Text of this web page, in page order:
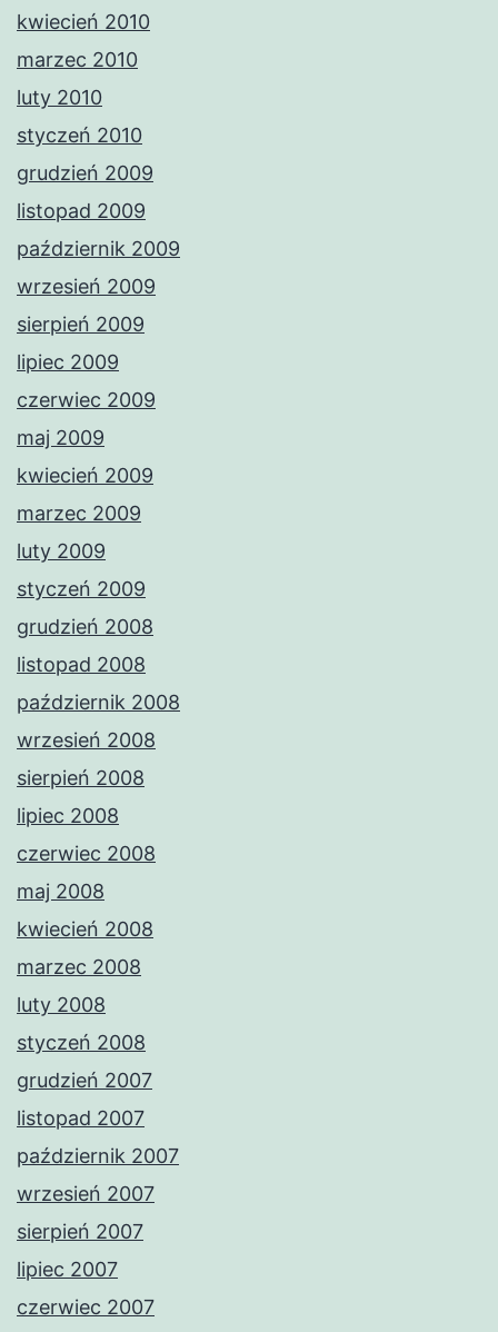
kwiecień 2010
marzec 2010
luty 2010
styczeń 2010
grudzień 2009
listopad 2009
październik 2009
wrzesień 2009
sierpień 2009
lipiec 2009
czerwiec 2009
maj 2009
kwiecień 2009
marzec 2009
luty 2009
styczeń 2009
grudzień 2008
listopad 2008
październik 2008
wrzesień 2008
sierpień 2008
lipiec 2008
czerwiec 2008
maj 2008
kwiecień 2008
marzec 2008
luty 2008
styczeń 2008
grudzień 2007
listopad 2007
październik 2007
wrzesień 2007
sierpień 2007
lipiec 2007
czerwiec 2007